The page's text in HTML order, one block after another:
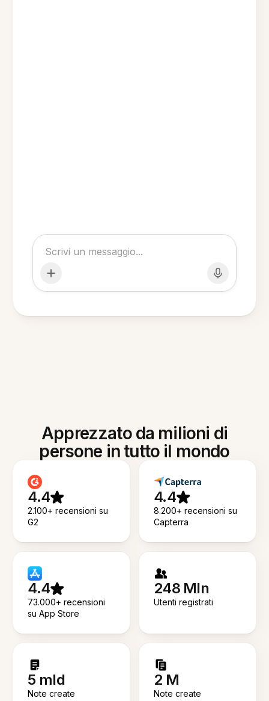
Apprezzato da milioni di
persone in tutto il mondo
4.4
2.100+ recensioni su
G2
4.4
8.200+ recensioni su
Capterra
4.4
73.000+ recensioni
su App Store
248 Mln
Utenti registrati
5 mld
Note create
2 M
Note create